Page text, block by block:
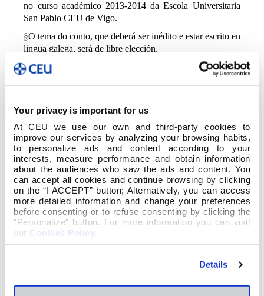
Your privacy is important for us
At CEU we use our own and third-party cookies to
improve our services by analyzing your browsing habits,
to personalize ads and content according to your
interests, measure performance and obtain information
about the audiences who saw the ads and content. You
can accept all cookies and continue browsing by clicking
on the “I ACCEPT” button; Alternatively, you can access
more detailed information and change your preferences
before consenting or to refuse consenting by clicking the
"Personalize" button. For more information you can visit
our Cookies Policy
Details
no curso académico 2013-2014 da Escola Universitaria
SanPablo CEU de Vigo.
§O tema do conto, que deberá ser inédito e estar escrito en
lingua galega, será de libre elección.
§Otraballo
presentado non pode ter sido premiado en
de 12 follas. Presentaranse por duplicado (orixinal e
copia
en branco e negro), escritos a ordenador ou
mecanografados a unha soa cara e a dobre espazo en
papel DIN A4. Os escritos a ordenador empregarán a letra
ComicSans MS de tamaño 12.
§ Os traballos, que poderán vir acompañados de
ilustracións cuxa técnica e formato tamén será de libre
elección, só terán como único elementoidentificativoun
pseudónimo. Polo dito, non poderán ter ningunha nota
e/ou inscrición que poida contribuír ao coñecemento da
súa autoría. Ademais, entregaranse acompañados dun
sobre pechado no que figure o título do conto e o
datos de identificación do autor ou autora tales como